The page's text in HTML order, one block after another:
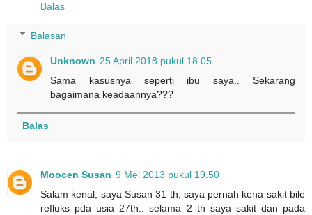
Balas
Balasan
Unknown 25 April 2018 pukul 18.05
Sama kasusnya seperti ibu saya.. Sekarang
bagaimana keadaannya???
Balas
Moocen Susan 9 Mei 2013 pukul 19.50
Salam kenal, saya Susan 31 th, saya pernah kena sakit bile
refluks pda usia 27th.. selama 2 th saya sakit dan pada